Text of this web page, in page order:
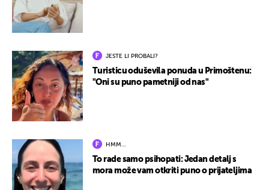
JESTE LI PROBALI?
Turisticu oduševila ponuda u Primoštenu:
"Oni su puno pametniji od nas"
HMM…
To rade samo psihopati: Jedan detalj s
mora može vam otkriti puno o prijateljima